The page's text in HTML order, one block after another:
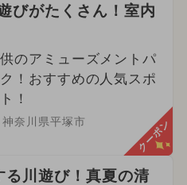
びがたくさん！室内
のアミューズメントパ
！おすすめの人気スポ
！
神奈川県平塚市 クーポン
川遊び！真夏の清